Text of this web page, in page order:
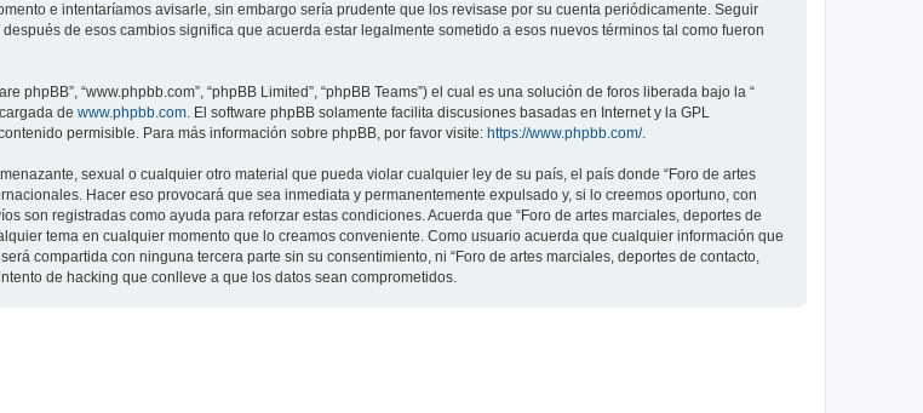
e intentaríamos avisarle, sin embargo sería prudente que los revisase por su cuenta periódicamente. Seguir
de esos cambios significa que acuerda estar legalmente sometido a esos nuevos términos tal como fueron
phpBB”, “www.phpbb.com”, “phpBB Limited”, “phpBB Teams”) el cual es una solución de foros liberada bajo la “
de www.phpbb.com. El software phpBB solamente facilita discusiones basadas en Internet y la GPL
permisible. Para más información sobre phpBB, por favor visite: https://www.phpbb.com/.
sexual o cualquier otro material que pueda violar cualquier ley de su país, el país donde “Foro de artes
Hacer eso provocará que sea inmediata y permanentemente expulsado y, si lo creemos oportuno, con
son registradas como ayuda para reforzar estas condiciones. Acuerda que “Foro de artes marciales, deportes de
tema en cualquier momento que lo creamos conveniente. Como usuario acuerda que cualquier información que
compartida con ninguna tercera parte sin su consentimiento, ni “Foro de artes marciales, deportes de contacto,
de hacking que conlleve a que los datos sean comprometidos.